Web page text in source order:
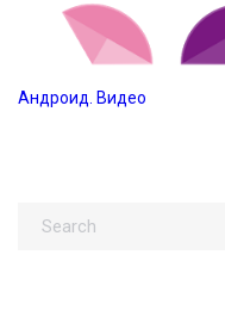
Андроид. Видео